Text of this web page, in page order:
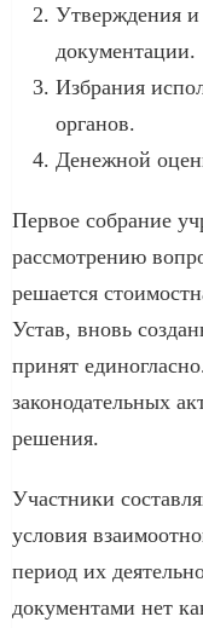
Утверждения и
документации.
Избрания
органов.
Денежной
Первое собрание
рассмотрению
решается
Устав, вновь
принят
законодательных
решения.
Участники
условия
период их
документами нет